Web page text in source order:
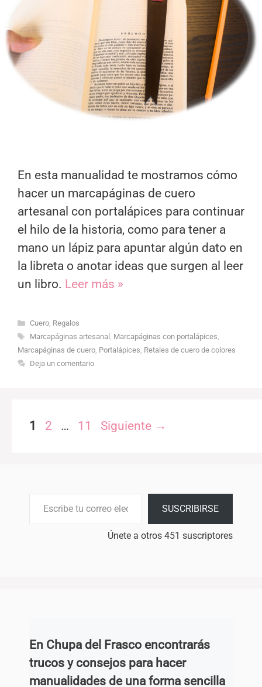
En esta manualidad te mostramos cómo
hacer un marcapáginas de cuero
artesanal con portalápices para continuar
el hilo de la historia, como para tener a
mano un lápiz para apuntar algún dato en
la libreta o anotar ideas que surgen al leer
un libro. Leer más »
Categorías
Cuero, Regalos
Etiquetas
Marcapáginas artesanal , Marcapáginas con portalápices,
Marcapáginas de cuero, Portalápices, Retales de cuero de colores
Deja un comentario
Página
1 Página
2 … Página
11 Siguiente →
SUSCRIBIRSE
Únete a otros 451 suscriptores
En Chupa del Frasco encontrarás
trucos y consejos para hacer
manualidades de una forma sencilla